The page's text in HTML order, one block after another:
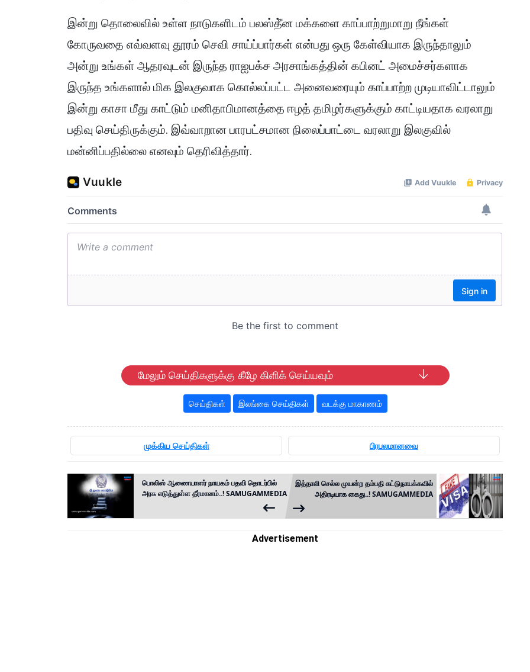
இன்று தொலைவில் உள்ள நாடுகளிடம் பலஸ்தீ்ன மக்களை காப்பாற்றுமாறு நீங்கள்
கோருவதை எவ்வளவு தூரம் செவி சாய்ப்பார்கள் என்பது ஒரு கேள்வியாக இருந்தாலும்
அன்று உங்கள் ஆதரவுடன் இருந்த ராஐபக்ச அரசாங்கத்தின் கபினட் அமைச்சர்களாக
இருந்த உங்களால் மிக இலகுவாக கொல்லப்பட்ட அனைவரையும் காப்பாற்ற முடியாவிட்டாலும்
இன்று காசா மீது காட்டும் மனிதாபிமானத்தை ஈழத் தமிழர்களுக்கும் காட்டியதாக வரலாறு
பதிவு செய்திருக்கும். இவ்வாறான பாரபட்சமான நிலைப்பாட்டை வரலாறு இலகுவில்
மன்னிப்பதில்லை எனவும் தெரிவித்தார்.
மேலும் செய்திகளுக்கு கீழே கிளிக் செய்யவும்
செய்திகள் இலங்கை செய்திகள் வடக்கு மாகாணம்
முக்கிய செய்திகள் பிரபலமானவை
பொலிஸ் ஆணையாளர் நாயகம் பதவி தொடர்பில்
அரசு எடுத்துள்ள தீர்மானம்..! SAMUGAMMEDIA
இத்தாலி செல்ல முயன்ற தம்பதி கட்டுநாயக்கவில்
அதிரடியாக கைது..! SAMUGAMMEDIA
Advertisement